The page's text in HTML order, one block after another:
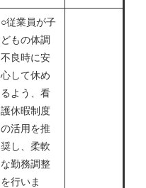
​​○従業員が子
どもの体調
不良時に安
心して休め
るよう、看
護休暇制度
の活用を推
奨し、柔軟
な勤務調整
を行いま